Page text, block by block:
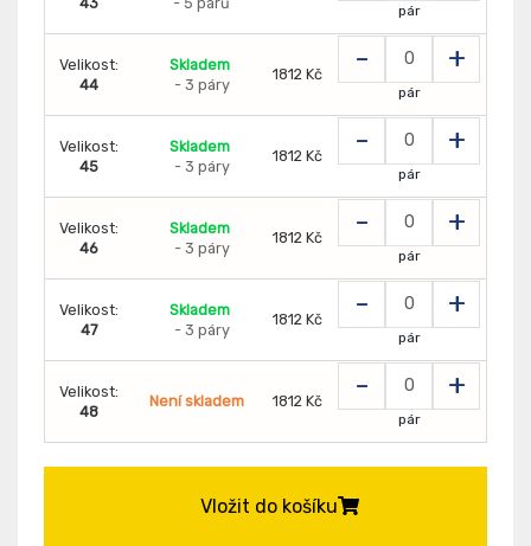
pár
Velikost:
44
Skladem
- 3 páry
1812 Kč - +
pár
Velikost:
45
Skladem
- 3 páry
1812 Kč - +
pár
Velikost:
46
Skladem
- 3 páry
1812 Kč - +
pár
Velikost:
47
Skladem
- 3 páry
1812 Kč - +
pár
Velikost:
48
Není skladem 1812 Kč - +
pár
Vložit do košíku